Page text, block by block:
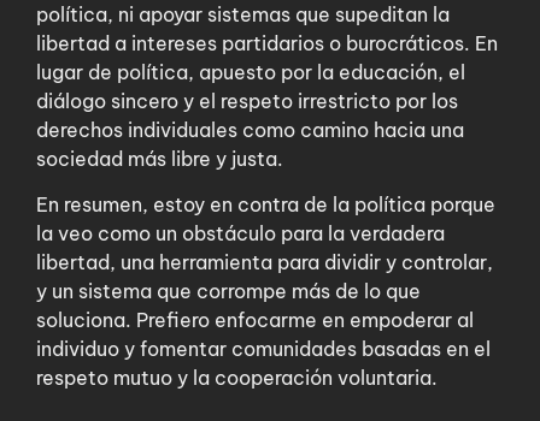
política, ni apoyar sistemas que supeditan la
libertad a intereses partidarios o burocráticos. En
lugar de política, apuesto por la educación, el
diálogo sincero y el respeto irrestricto por los
derechos individuales como camino hacia una
sociedad más libre y justa.
En resumen, estoy en contra de la política porque
la veo como un obstáculo para la verdadera
libertad, una herramienta para dividir y controlar,
y un sistema que corrompe más de lo que
soluciona. Prefiero enfocarme en empoderar al
individuo y fomentar comunidades basadas en el
respeto mutuo y la cooperación voluntaria.